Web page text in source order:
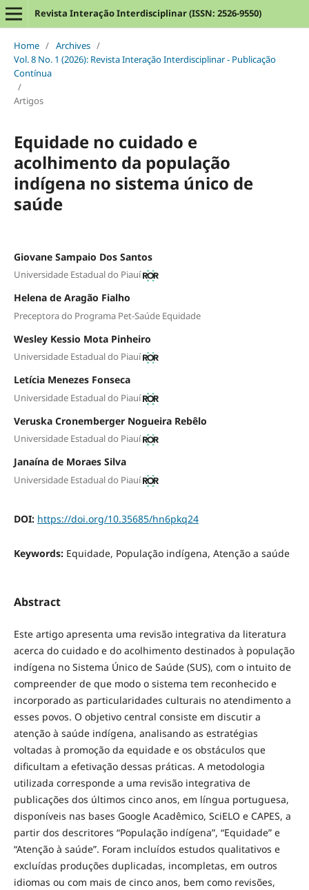
Revista Interação Interdisciplinar (ISSN: 2526-9550)
Home / Archives /
Vol. 8 No. 1 (2026): Revista Interação Interdisciplinar - Publicação
Contínua
/
Artigos
Equidade no cuidado e
acolhimento da população
indígena no sistema único de
saúde
Giovane Sampaio Dos Santos
Universidade Estadual do Piauí
Helena de Aragão Fialho
Preceptora do Programa Pet-Saúde Equidade
Wesley Kessio Mota Pinheiro
Universidade Estadual do Piauí
Letícia Menezes Fonseca
Universidade Estadual do Piauí
Veruska Cronemberger Nogueira Rebêlo
Universidade Estadual do Piauí
Janaína de Moraes Silva
Universidade Estadual do Piauí
DOI: https://doi.org/10.35685/hn6pkq24
Keywords: Equidade, População indígena, Atenção a saúde
Abstract
Este artigo apresenta uma revisão integrativa da literatura
acerca do cuidado e do acolhimento destinados à população
indígena no Sistema Único de Saúde (SUS), com o intuito de
compreender de que modo o sistema tem reconhecido e
incorporado as particularidades culturais no atendimento a
esses povos. O objetivo central consiste em discutir a
atenção à saúde indígena, analisando as estratégias
voltadas à promoção da equidade e os obstáculos que
dificultam a efetivação dessas práticas. A metodologia
utilizada corresponde a uma revisão integrativa de
publicações dos últimos cinco anos, em língua portuguesa,
disponíveis nas bases Google Acadêmico, SciELO e CAPES, a
partir dos descritores “População indígena”, “Equidade” e
“Atenção à saúde”. Foram incluídos estudos qualitativos e
excluídas produções duplicadas, incompletas, em outros
idiomas ou com mais de cinco anos, bem como revisões,